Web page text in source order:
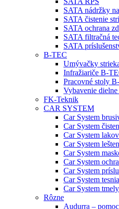
SATA nádržky
SATA čistenie
SATA ochrana
SATA filtračná
SATA
B-TEC
Umývačky
Infražiariče B-
Pracovné stoly
Vybavenie
FK-Teknik
CAR SYSTEM
Car System
Car System
Car System
Car System
Car System
Car System
Car System
Car System
Car System tmely
Rôzne
Audurra –